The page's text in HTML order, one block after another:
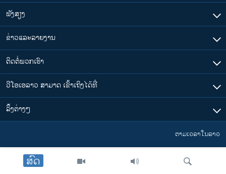
ວີດີໂອ
ສຽງ
ລາຍງານ
ຕິດຕາມພວກເຮົາ ທີ່
ພາສາຕ່າງໆ
ສົດ
ຟັງສຽງ
ຂ່າວແລະລາຍງານ
ຕິດຕໍ່ພວກເຮົາ
ວີໂອເອລາວ ສາມາດ ເຂົ້າເຖິງໄດ້ທີ່
​ລິ້ງ​ຕ່າງໆ
ຕາມເວລາໃນລາວ